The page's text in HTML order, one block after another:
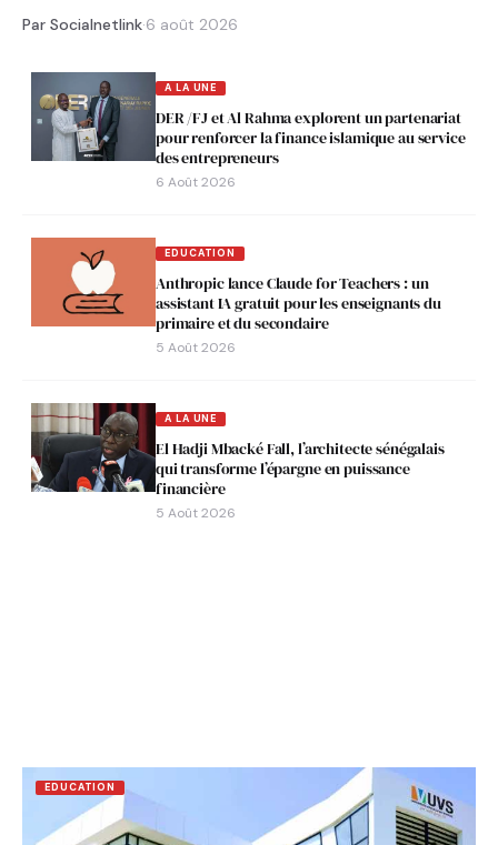
Par Socialnetlink·6 août 2026
A LA UNE
DER /FJ et Al Rahma explorent un partenariat
pour renforcer la finance islamique au service
des entrepreneurs
6 Août 2026
EDUCATION
Anthropic lance Claude for Teachers : un
assistant IA gratuit pour les enseignants du
primaire et du secondaire
5 Août 2026
A LA UNE
El Hadji Mbacké Fall, l’architecte sénégalais
qui transforme l’épargne en puissance
financière
5 Août 2026
EDUCATION